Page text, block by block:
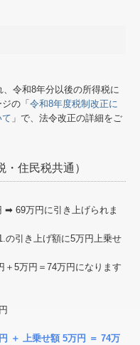
令和8年分以後の所得税に
の「 令和8年度税制改正に
」で、法令改正の詳細をご
住民税共通）
➡ 69万円に引き上げられま
の引き上げ額に5万円上乗せ
5万円＝74万円になります
＋ 上乗せ額 5万円 ＝ 74万